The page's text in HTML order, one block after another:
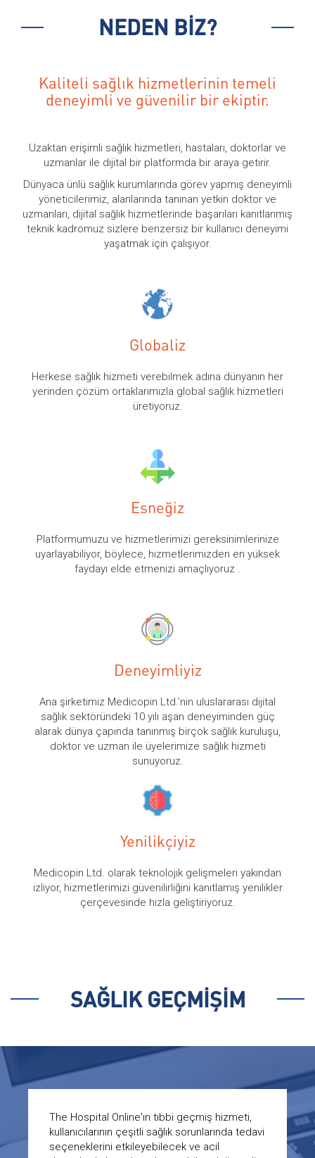
NEDEN BİZ?
Kaliteli sağlık hizmetlerinin temeli
deneyimli ve güvenilir bir ekiptir.
Uzaktan erişimli sağlık hizmetleri, hastaları, doktorlar ve
uzmanlar ile dijital bir platformda bir araya getirir.
Dünyaca ünlü sağlık kurumlarında görev yapmış deneyimli
yöneticilerimiz, alanlarında tanınan yetkin doktor ve
uzmanları, dijital sağlık hizmetlerinde başarıları kanıtlanmış
teknik kadromuz sizlere benzersiz bir kullanıcı deneyimi
yaşatmak için çalışıyor.
Globaliz
Herkese sağlık hizmeti verebilmek adına dünyanın her
yerinden çözüm ortaklarımızla global sağlık hizmetleri
üretiyoruz.
Esneğiz
Platformumuzu ve hizmetlerimizi gereksinimlerinize
uyarlayabiliyor, böylece, hizmetlerimizden en yüksek
faydayı elde etmenizi amaçlıyoruz .
Deneyimliyiz
Ana şirketimiz Medicopin Ltd.’nin uluslararası dijital
sağlık sektöründeki 10 yılı aşan deneyiminden güç
alarak dünya çapında tanınmış birçok sağlık kuruluşu,
doktor ve uzman ile üyelerimize sağlık hizmeti
sunuyoruz.
Yenilikçiyiz
Medicopin Ltd. olarak teknolojik gelişmeleri yakından
izliyor, hizmetlerimizi güvenilirliğini kanıtlamış yenilikler
çerçevesinde hızla geliştiriyoruz.
SAĞLIK GEÇMİŞİM
The Hospital Online'ın tıbbi geçmiş hizmeti,
kullanıcılarının çeşitli sağlık sorunlarında tedavi
seçeneklerini etkileyebilecek ve acil